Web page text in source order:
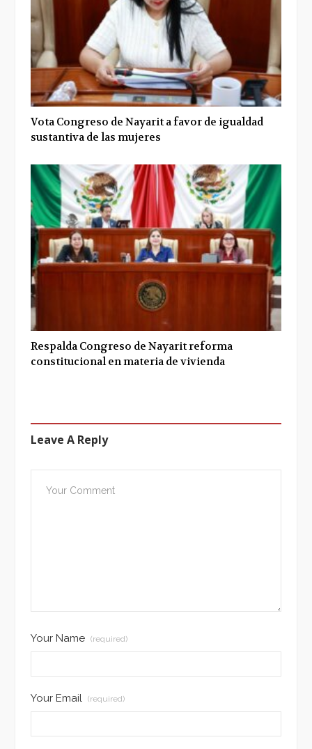
Vota Congreso de Nayarit a favor de igualdad
sustantiva de las mujeres
Respalda Congreso de Nayarit reforma
constitucional en materia de vivienda
Leave A Reply
Your Name (required)
Your Email (required)